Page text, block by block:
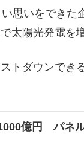
思いをできた
太陽光発電を
トダウンでき
億円 パネ